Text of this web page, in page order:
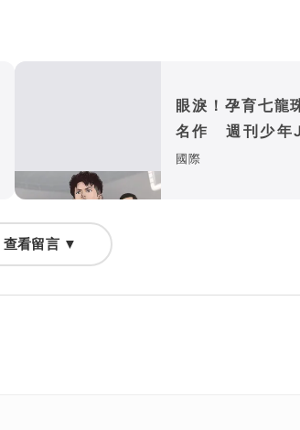
眼淚！孕育七龍
名作 週刊少年
萬冊
國際
查看留言 ▼